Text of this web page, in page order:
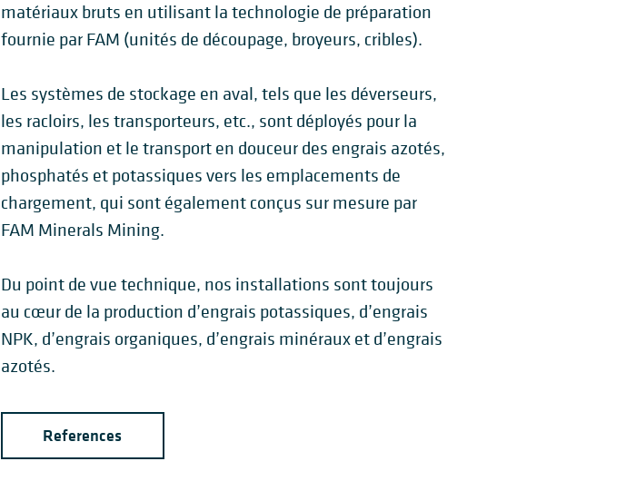
matériaux bruts en utilisant la technologie de préparation
fournie par FAM (unités de découpage, broyeurs, cribles).
Les systèmes de stockage en aval, tels que les déverseurs,
les racloirs, les transporteurs, etc., sont déployés pour la
manipulation et le transport en douceur des engrais azotés,
phosphatés et potassiques vers les emplacements de
chargement, qui sont également conçus sur mesure par
FAM Minerals Mining.
Du point de vue technique, nos installations sont toujours
au cœur de la production d’engrais potassiques, d’engrais
NPK, d’engrais organiques, d’engrais minéraux et d’engrais
azotés.
References